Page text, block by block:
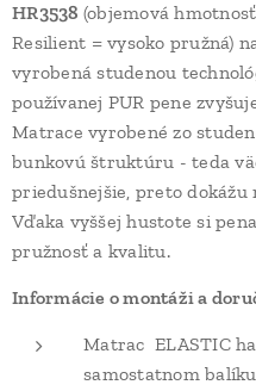
HR3538 (objemová
Resilient = vysoko pružná)
vyrobená studenou
používanej PUR pene
Matrace vyrobené zo
bunkovú štruktúru - teda
priedušnejšie, preto
Vďaka vyššej hustote si
pružnosť a kvalitu.
Informácie o montáži a
Matrac ELASTIC
samostatnom